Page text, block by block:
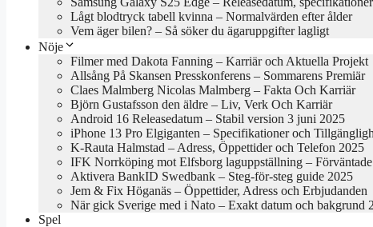
Lågt blodtryck tabell kvinna – Normalvärden efter ålder
Vem äger bilen? – Så söker du ägaruppgifter lagligt
Nöje
Filmer med Dakota Fanning – Karriär och Aktuella Projekt
Allsång På Skansen Presskonferens – Sommarens Premiär
Claes Malmberg Nicolas Malmberg – Fakta Och Karriär
Björn Gustafsson den äldre – Liv, Verk Och Karriär
Android 16 Releasedatum – Stabil version 3 juni 2025
iPhone 13 Pro Elgiganten – Specifikationer och
K-Rauta Halmstad – Adress, Öppettider och Telefon 2025
IFK Norrköping mot Elfsborg laguppställning –
Aktivera BankID Swedbank – Steg-för-steg guide 2025
Jem & Fix Höganäs – Öppettider, Adress och Erbjudanden
När gick Sverige med i Nato – Exakt datum och bakgrund
Spel